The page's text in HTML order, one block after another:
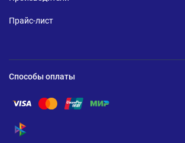
Прайс-лист
Способы оплаты
Помощь по оплате Visa
Помощь по оплате Mastercard
Помощь по оплате UnionPay
Помощь по оплате Мир
Помощь по оплате СБП